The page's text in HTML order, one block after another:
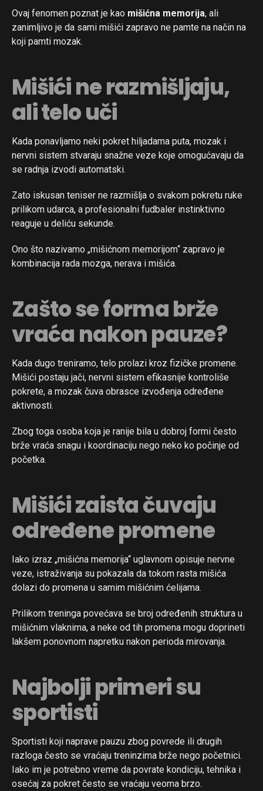
Ovaj fenomen poznat je kao mišićna memorija, ali
zanimljivo je da sami mišići zapravo ne pamte na način na
koji pamti mozak.
Mišići ne razmišljaju,
ali telo uči
Kada ponavljamo neki pokret hiljadama puta, mozak i
nervni sistem stvaraju snažne veze koje omogućavaju da
se radnja izvodi automatski.
Zato iskusan teniser ne razmišlja o svakom pokretu ruke
prilikom udarca, a profesionalni fudbaler instinktivno
reaguje u deliću sekunde.
Ono što nazivamo „mišićnom memorijom“ zapravo je
kombinacija rada mozga, nerava i mišića.
Zašto se forma brže
vraća nakon pauze?
Kada dugo treniramo, telo prolazi kroz fizičke promene.
Mišići postaju jači, nervni sistem efikasnije kontroliše
pokrete, a mozak čuva obrasce izvođenja određene
aktivnosti.
Zbog toga osoba koja je ranije bila u dobroj formi često
brže vraća snagu i koordinaciju nego neko ko počinje od
početka.
Mišići zaista čuvaju
određene promene
Iako izraz „mišićna memorija“ uglavnom opisuje nervne
veze, istraživanja su pokazala da tokom rasta mišića
dolazi do promena u samim mišićnim ćelijama.
Prilikom treninga povećava se broj određenih struktura u
mišićnim vlaknima, a neke od tih promena mogu doprineti
lakšem ponovnom napretku nakon perioda mirovanja.
Najbolji primeri su
sportisti
Sportisti koji naprave pauzu zbog povrede ili drugih
razloga često se vraćaju treninzima brže nego početnici.
Iako im je potrebno vreme da povrate kondiciju, tehnika i
osećaj za pokret često se vraćaju veoma brzo.